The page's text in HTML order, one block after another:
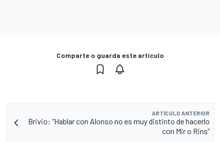
Comparte o guarda este artículo
ARTÍCULO ANTERIOR
Brivio: “Hablar con Alonso no es muy distinto de hacerlo
con Mir o Rins”